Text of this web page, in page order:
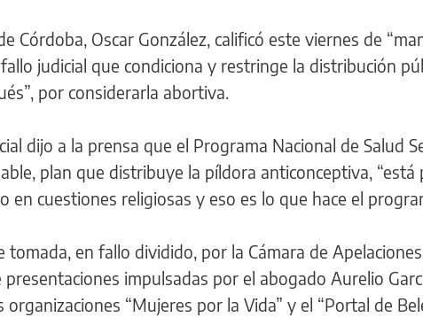
Córdoba, Oscar González, calificó este viernes de
judicial que condiciona y restringe la distribución
por considerarla abortiva.
dijo a la prensa que el Programa Nacional de Salud
plan que distribuye la píldora anticonceptiva, “está
en cuestiones religiosas y eso es lo que hace el
tomada, en fallo dividido, por la Cámara de
presentaciones impulsadas por el abogado Aurelio
“Mujeres por la Vida” y el “Portal de